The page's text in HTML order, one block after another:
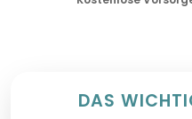
DAS